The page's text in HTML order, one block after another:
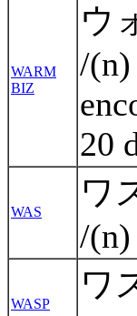
WARM
BIZ
ウ
/(n)
20
WAS
ワ
/(n)
WASP
ワ